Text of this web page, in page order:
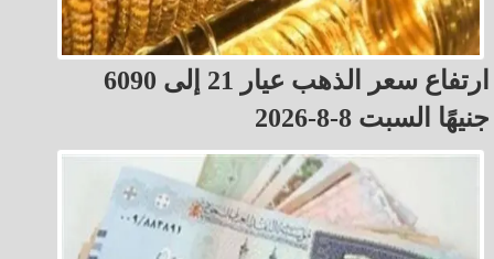
ارتفاع سعر الذهب عيار 21 إلى 6090
جنيهًا السبت 8-8-2026